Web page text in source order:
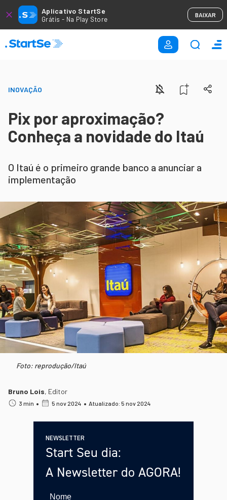
Aplicativo StartSe
Grátis - Na Play Store
BAIXAR
INOVAÇÃO
Pix por aproximação?
Conheça a novidade do Itaú
O Itaú é o primeiro grande banco a anunciar a
implementação
Foto: reprodução/Itaú
Bruno Lois, Editor
3 min • 5 nov 2024 • Atualizado: 5 nov 2024
NEWSLETTER
Start Seu dia:
A Newsletter do AGORA!